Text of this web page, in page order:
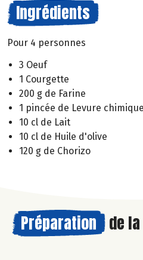
Ingrédients
Pour 4 personnes
3 Oeuf
1 Courgette
200 g de Farine
1 pincée de Levure chimique
10 cl de Lait
10 cl de Huile d'olive
120 g de Chorizo
Préparation de la